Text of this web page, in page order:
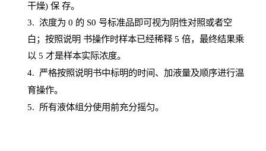
干燥) 保 存。
3. 浓度为 0 的 S0 号标准品即可视为阴性对照或者空
白；按照说明 书操作时样本已经稀释5 倍，最终结果乘
以 5 才是样本实际浓度。
4. 严格按照说明书中标明的时间、加液量及顺序进行温
育操作。
5. 所有液体组分使用前充分摇匀。